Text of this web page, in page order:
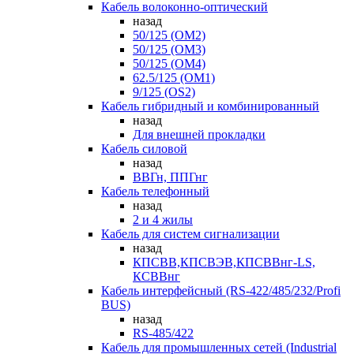
Кабель волоконно-оптический
назад
50/125 (OM2)
50/125 (OM3)
50/125 (OM4)
62.5/125 (OM1)
9/125 (OS2)
Кабель гибридный и комбинированный
назад
Для внешней прокладки
Кабель силовой
назад
ВВГн, ППГнг
Кабель телефонный
назад
2 и 4 жилы
Кабель для систем сигнализации
назад
КПСВВ,КПСВЭВ,КПСВВнг-LS,
КСВВнг
Кабель интерфейсный (RS-422/485/232/Profi
BUS)
назад
RS-485/422
Кабель для промышленных сетей (Industrial